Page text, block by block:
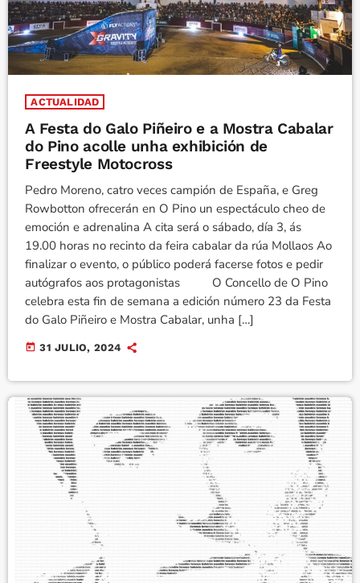
ACTUALIDAD
A Festa do Galo Piñeiro e a Mostra Cabalar
do Pino acolle unha exhibición de
Freestyle Motocross
Pedro Moreno, catro veces campión de España, e Greg
Rowbotton ofrecerán en O Pino un espectáculo cheo de
emoción e adrenalina A cita será o sábado, día 3, ás
19.00 horas no recinto da feira cabalar da rúa Mollaos Ao
finalizar o evento, o público poderá facerse fotos e pedir
autógrafos aos protagonistas O Concello de O Pino
celebra esta fin de semana a edición número 23 da Festa
do Galo Piñeiro e Mostra Cabalar, unha […]
today 31 JULIO, 2024